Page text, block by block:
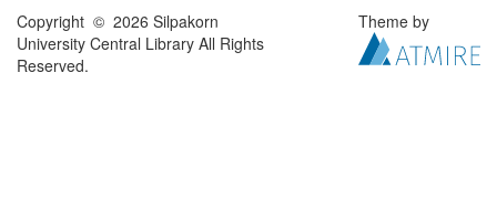
Copyright © 2026 Silpakorn
University Central Library All Rights
Reserved.
Theme by